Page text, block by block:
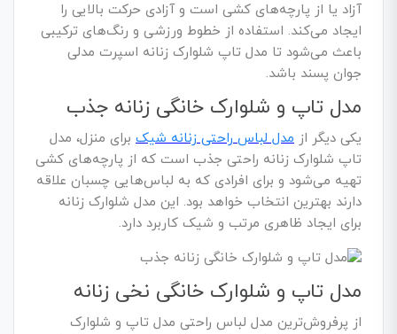
آزاد یا از پارچه‌های کشی است و آزادی حرکت بالایی را
ایجاد می‌کند. استفاده از خطوط ورزشی و رنگ‌های ترکیبی
باعث می‌شود تا مدل تاپ شلوارک زنانه اسپرت مدلی
جوان پسند باشد.
مدل تاپ و شلوارک خانگی زنانه جذب
یکی دیگر از مدل لباس راحتی زنانه شیک برای منزل، مدل
تاپ شلوارک زنانه راحتی جذب است که از پارچه‌های کشی
تهیه می‌شود و برای افرادی که به لباس‌هایی چسبان علاقه
دارند بهترین انتخاب خواهد بود. این مدل شلوارک زنانه
برای ایجاد ظاهری مرتب و شیک کاربرد دارد.
مدل تاپ و شلوارک خانگی نخی زنانه
از پرفروش‌ترین مدل لباس راحتی مدل تاپ و شلوارک